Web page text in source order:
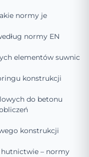
normy je
normy EN
elementów suwnic
konstrukcji
do betonu
konstrukcji
– normy